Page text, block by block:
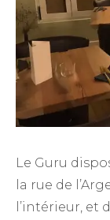
Le Guru
la rue de
l’intérieur, et